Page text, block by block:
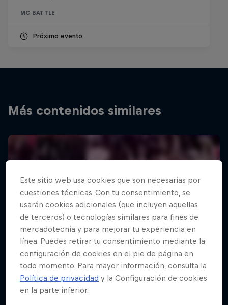
MC BATTLE
Próximo evento
Más contenidos similares
Este sitio web usa cookies que son necesarias por
cuestiones técnicas. Con tu consentimiento, se
usarán cookies adicionales (que incluyen aquellas
de terceros) o tecnologías similares para fines de
mercadotecnia y para mejorar tu experiencia en
línea. Puedes retirar tu consentimiento mediante la
configuración de cookies en el pie de página en
todo momento. Para mayor información, consulta la
Política de privacidad y la Configuración de cookies
en la parte inferior.